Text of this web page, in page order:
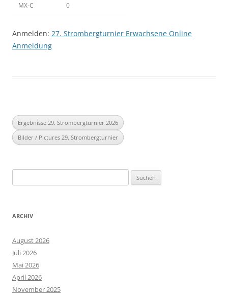
MX-C 0
Anmelden: 27. Strombergturnier Erwachsene Online
Anmeldung
Ergebnisse 29. Strombergturnier 2026
Bilder / Pictures 29. Strombergturnier
nach:
ARCHIV
August 2026
Juli 2026
Mai 2026
April 2026
November 2025